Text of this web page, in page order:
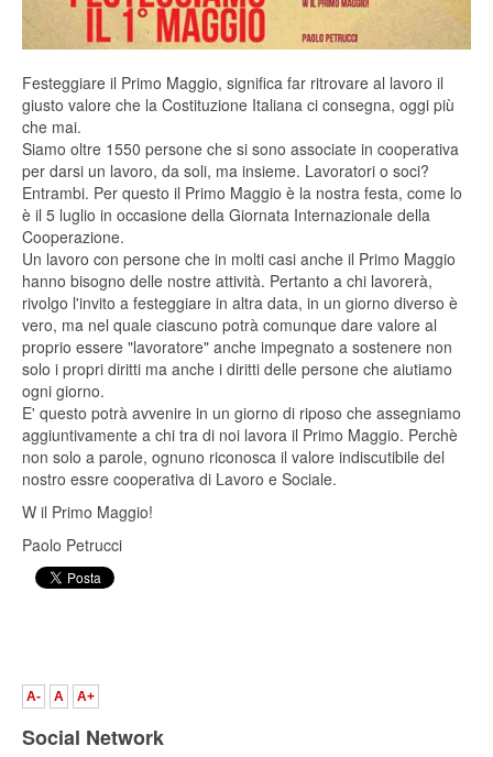
Festeggiare il Primo Maggio, significa far ritrovare al lavoro il
giusto valore che la Costituzione Italiana ci consegna, oggi più
che mai.
Siamo oltre 1550 persone che si sono associate in cooperativa
per darsi un lavoro, da soli, ma insieme. Lavoratori o soci?
Entrambi. Per questo il Primo Maggio è la nostra festa, come lo
è il 5 luglio in occasione della Giornata Internazionale della
Cooperazione.
Un lavoro con persone che in molti casi anche il Primo Maggio
hanno bisogno delle nostre attività. Pertanto a chi lavorerà,
rivolgo l'invito a festeggiare in altra data, in un giorno diverso è
vero, ma nel quale ciascuno potrà comunque dare valore al
proprio essere "lavoratore" anche impegnato a sostenere non
solo i propri diritti ma anche i diritti delle persone che aiutiamo
ogni giorno.
E' questo potrà avvenire in un giorno di riposo che assegniamo
aggiuntivamente a chi tra di noi lavora il Primo Maggio. Perchè
non solo a parole, ognuno riconosca il valore indiscutibile del
nostro essre cooperativa di Lavoro e Sociale.
W il Primo Maggio!
Paolo Petrucci
A- A A+
Social Network